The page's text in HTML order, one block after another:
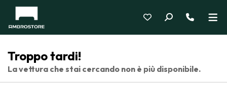
Troppo tardi!
La vettura che stai cercando non è più disponibile.